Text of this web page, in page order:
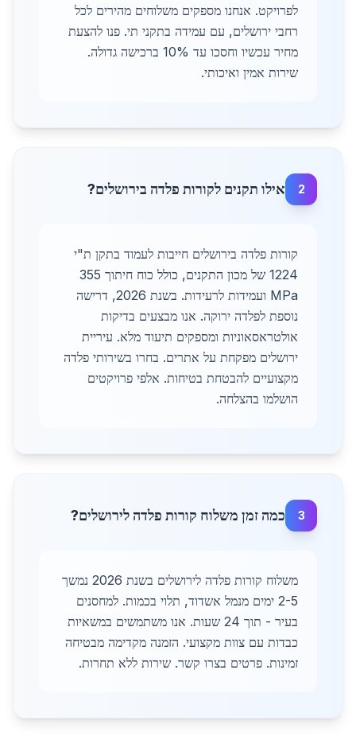
לפרויקט. אנחנו מספקים משלוחים מהירים לכל
רחבי ירושלים, עם עמידה בתקני תי. פנו להצעת
מחיר עכשיו וחסכו עד 10% ברכישה גדולה.
שירות אמין ואיכותי.
2 אילו תקנים לקורות פלדה בירושלים?
קורות פלדה בירושלים חייבות לעמוד בתקן ת"י
1224 של מכון התקנים, כולל כוח חיתוך 355
MPa ועמידות לרעידות. בשנת 2026, דרישה
נוספת לפלדה ירוקה. אנו מבצעים בדיקות
אולטראסאוניות ומספקים תיעוד מלא. עיריית
ירושלים מפקחת על אתרים. בחרו בשירותי פלדה
מקצועיים להבטחת בטיחות. אלפי פרויקטים
הושלמו בהצלחה.
3 כמה זמן משלוח קורות פלדה לירושלים?
משלוח קורות פלדה לירושלים בשנת 2026 נמשך
2-5 ימים מנמל אשדוד, תלוי בכמות. למחסנים
בעיר - תוך 24 שעות. אנו משתמשים במשאיות
כבדות עם צוות מקצועי. הזמנה מקדימה מבטיחה
זמינות. פרטים בצרו קשר. שירות ללא תחרות.